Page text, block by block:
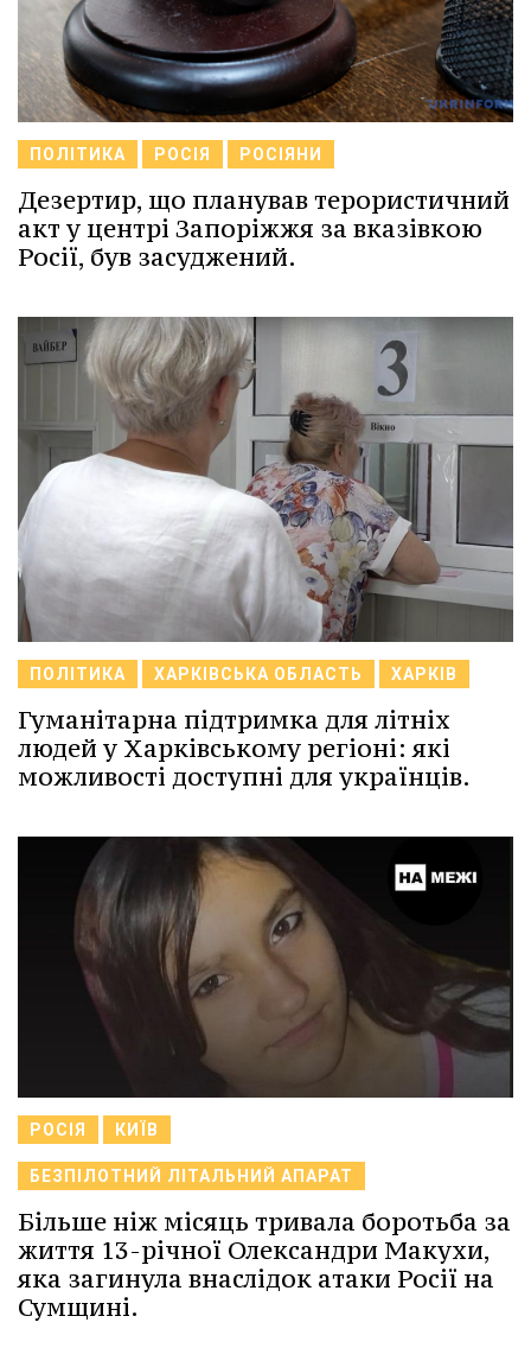
ПОЛІТИКА РОСІЯ РОСІЯНИ
Дезертир, що планував терористичний
акт у центрі Запоріжжя за вказівкою
Росії, був засуджений.
ПОЛІТИКА ХАРКІВСЬКА ОБЛАСТЬ ХАРКІВ
Гуманітарна підтримка для літніх
людей у Харківському регіоні: які
можливості доступні для українців.
РОСІЯ КИЇВ
БЕЗПІЛОТНИЙ ЛІТАЛЬНИЙ АПАРАТ
Більше ніж місяць тривала боротьба за
життя 13-річної Олександри Макухи,
яка загинула внаслідок атаки Росії на
Сумщині.